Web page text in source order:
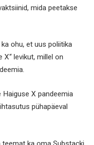
mida peetakse
ohu, et uus poliitika
levikut, millel on
Haiguse X pandeemia
pühapäeval